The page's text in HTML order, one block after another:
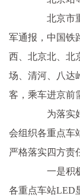
北京市重
军通报，中国铁
西、北京北、北
场、清河、八达
客，乘车进京前
为落实好
会组织各重点车
严格落实四方责
一是积极
各重点车站LED